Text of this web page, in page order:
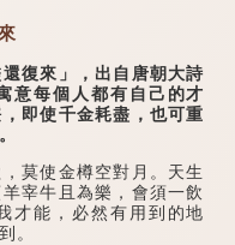
復來」，出自唐朝大詩
意每個人都有自己的才
即使千金耗盡，也可重
莫使金樽空對月。天生
宰牛且為樂，會須一飲
才能，必然有用到的地
。